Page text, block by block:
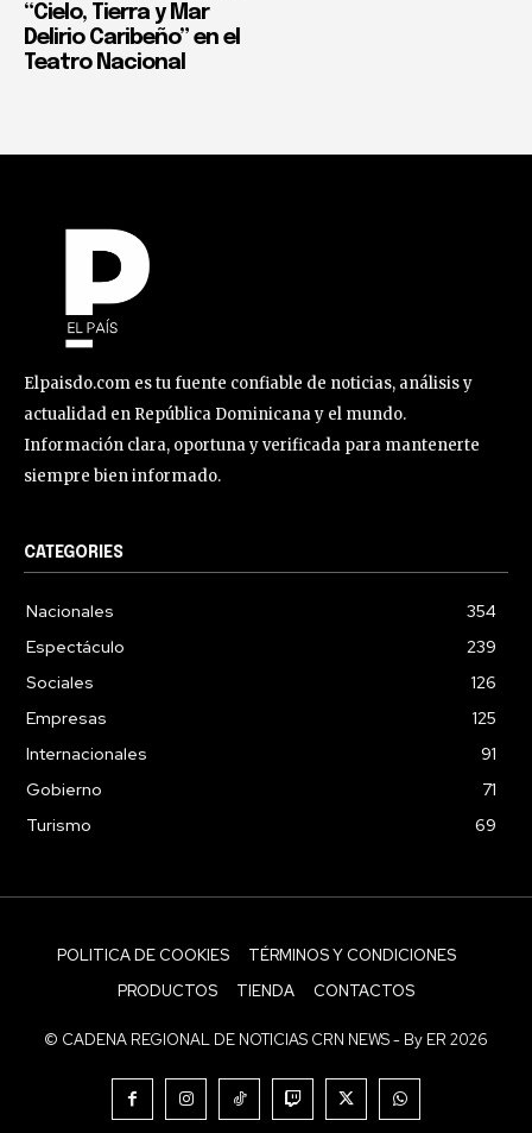
“Cielo, Tierra y Mar
Delirio Caribeño” en el
Teatro Nacional
Elpaisdo.com es tu fuente confiable de noticias, análisis y
actualidad en República Dominicana y el mundo.
Información clara, oportuna y verificada para mantenerte
siempre bien informado.
CATEGORIES
Nacionales
354
Espectáculo
239
Sociales
126
Empresas
125
Internacionales
91
Gobierno
71
Turismo
69
POLITICA DE COOKIES
TÉRMINOS Y CONDICIONES
PRODUCTOS
TIENDA CONTACTOS
© CADENA REGIONAL DE NOTICIAS CRN NEWS - By ER 2026